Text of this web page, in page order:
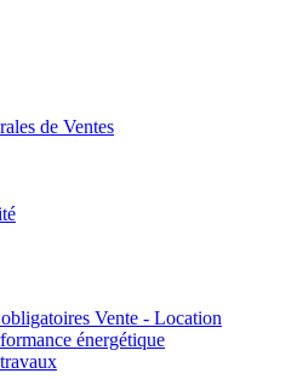
de Ventes
Vente - Location
énergétique